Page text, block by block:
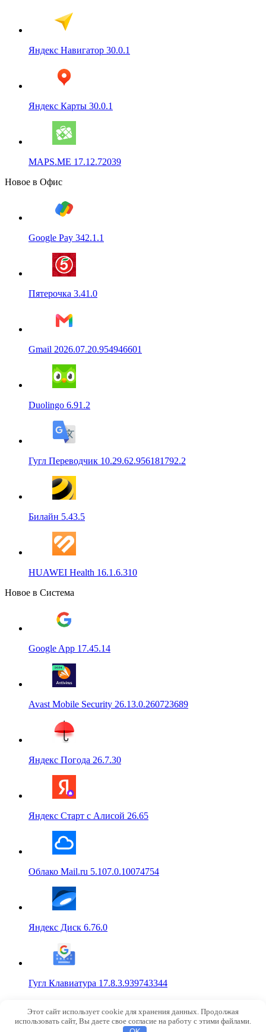
Яндекс Навигатор 30.0.1
Яндекс Карты 30.0.1
MAPS.ME 17.12.72039
Новое в Офис
Google Pay 342.1.1
Пятерочка 3.41.0
Gmail 2026.07.20.954946601
Duolingo 6.91.2
Гугл Переводчик 10.29.62.956181792.2
Билайн 5.43.5
HUAWEI Health 16.1.6.310
Новое в Система
Google App 17.45.14
Avast Mobile Security 26.13.0.260723689
Яндекс Погода 26.7.30
Яндекс Старт с Алисой 26.65
Облако Mail.ru 5.107.0.10074754
Яндекс Диск 6.76.0
Гугл Клавиатура 17.8.3.939743344
info@norobot.ru
Этот сайт использует cookie для хранения данных. Продолжая
использовать сайт, Вы даете свое согласие на работу с этими файлами.